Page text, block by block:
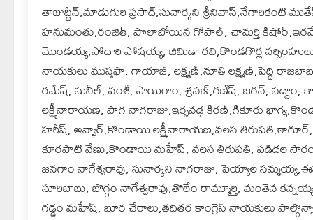
తాజుద్దీన్,మాడుగురి ప్రసాద్,సునార్కని శ్రీనివాస్,నేగారికంటి
హనుమంతు,రంజిత్, పొలాబోయిన గోపాల్, చామర్తి
మొండయ్య,సోదారి పోషయ్య, జిమిడా రవి,కొండగొర్ల
నాయకులు ముస్తఫా, గాయాజ్, లక్ష్మణ్,నూతి లక్ష్మణ్,పెద్ది
రమేష్, సునీల్, వంశీ, సాయిరాం, శ్రవణ్,గణేష్, జగన్, సద్దాం,
లక్ష్మీనారాయణ, పాగ నాగరాజు,ఇర్సవడ్ల కిరణ్,గికూరు
హరీష్, అన్వార్,కొండాయి లక్ష్మీనారాయణ,వలస
కూరపాటి వేణు,కొండాయి మహేష్, వలస తిరుపతి, పడిదల
జనగాం నాగేశ్వరావు, సునార్కని నాగరాజు, పెయ్యాల
సూరిబాబు, బొగ్గం నాగేశ్వరావు,తొలేం రామ్మూర్తి, మంతెన
గడ్డం మహేష్, బూర చేరాలు,తదితర కాంగ్రెస్ నాయకులు